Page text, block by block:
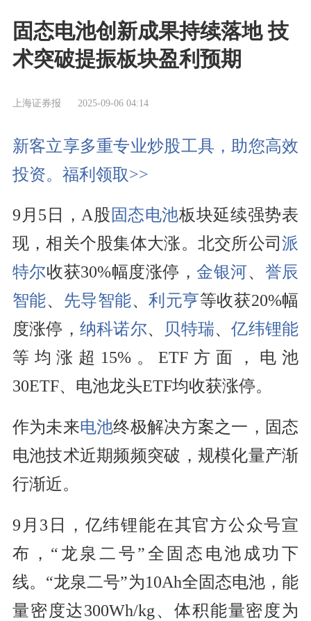
固态电池创新成果持续落地 技
术突破提振板块盈利预期
上海证券报 2025-09-06 04:14
新客立享多重专业炒股工具，助您高效
投资。福利领取>>
9月5日，A股 固态电池板块延续强势表
现，相关个股集体大涨。北交所公司派
特尔收获30%幅度涨停，金银河、 誉辰
智能、 先导智能、利元亨等收获20%幅
度涨停， 纳科诺尔、 贝特瑞、亿纬锂能
等均涨超15%。ETF方面，电池
30ETF、电池龙头ETF均收获涨停。
作为未来电池终极解决方案之一，固态
电池技术近期频频突破，规模化量产渐
行渐近。
9月3日，亿纬锂能在其官方公众号宣
布，“龙泉二号”全固态电池成功下
线。“龙泉二号”为10Ah全固态电池，能
量密度达300Wh/kg、体积能量密度为